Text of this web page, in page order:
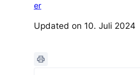
er
Updated on 10. Juli 2024